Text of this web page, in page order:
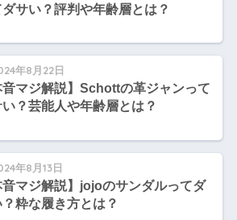
ダサい？評判や年齢層とは？
年8月22日
音マジ解説】Schottの革ジャンって
い？芸能人や年齢層とは？
年8月13日
音マジ解説】jojoのサンダルってダ
粋な履き方とは？